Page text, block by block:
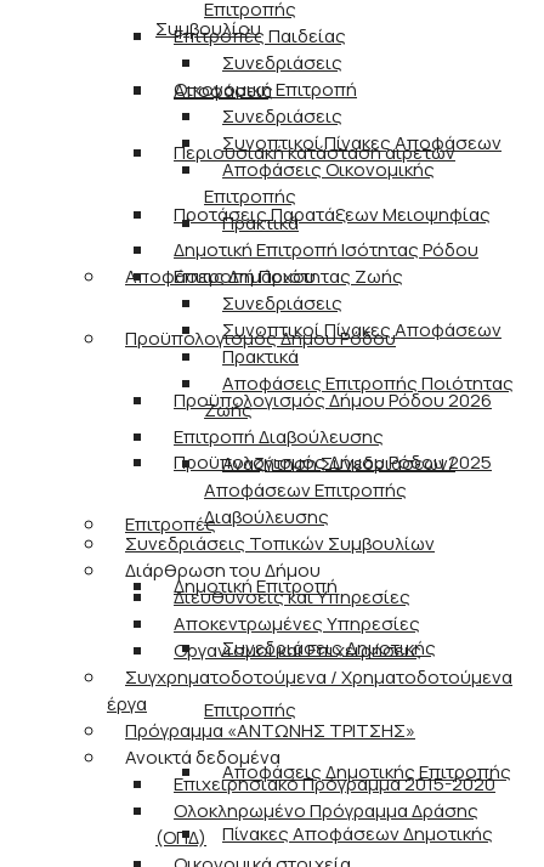
Συμβουλίου
Αποφάσεις
Περιουσιακή κατάσταση αιρετών
Προτάσεις Παρατάξεων Μειοψηφίας
Αποφάσεις Δημάρχου
Προϋπολογισμός Δήμου Ρόδου
Προϋπολογισμός Δήμου Ρόδου 2026
Προϋπολογισμός Δήμου Ρόδου 2025
Επιτροπές
Δημοτική Επιτροπή
Συνεδριάσεις Δημοτικής
Επιτροπής
Αποφάσεις Δημοτικής Επιτροπής
Πίνακες Αποφάσεων Δημοτικής
Επιτροπής
Επιτροπές Παιδείας
Συνεδριάσεις
Οικονομική Επιτροπή
Συνεδριάσεις
Συνοπτικοί Πίνακες Αποφάσεων
Αποφάσεις Οικονομικής
Επιτροπής
Πρακτικά
Δημοτική Επιτροπή Ισότητας Ρόδου
Επιτροπή Ποιότητας Ζωής
Συνεδριάσεις
Συνοπτικοί Πίνακες Αποφάσεων
Πρακτικά
Αποφάσεις Επιτροπής Ποιότητας
Ζωής
Επιτροπή Διαβούλευσης
Αναζήτηση Συνεδριάσεων/
Αποφάσεων Επιτροπής
Διαβούλευσης
Συνεδριάσεις Τοπικών Συμβουλίων
Διάρθρωση του Δήμου
Διευθύνσεις και Υπηρεσίες
Αποκεντρωμένες Υπηρεσίες
Οργανισμοί και Επιχειρήσεις
Συγχρηματοδοτούμενα / Χρηματοδοτούμενα
έργα
Πρόγραμμα «ΑΝΤΩΝΗΣ ΤΡΙΤΣΗΣ»
Ανοικτά δεδομένα
Επιχειρησιακό Πρόγραμμα 2015-2020
Ολοκληρωμένο Πρόγραμμα Δράσης
(ΟΠΔ)